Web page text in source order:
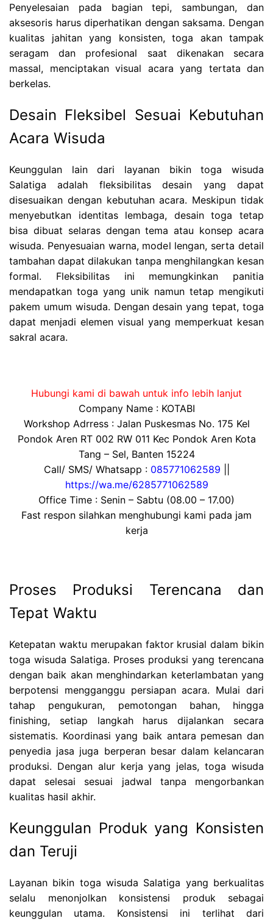
Penyelesaian pada bagian tepi, sambungan, dan
aksesoris harus diperhatikan dengan saksama. Dengan
kualitas jahitan yang konsisten, toga akan tampak
seragam dan profesional saat dikenakan secara
massal, menciptakan visual acara yang tertata dan
berkelas.
Desain Fleksibel Sesuai Kebutuhan
Acara Wisuda
Keunggulan lain dari layanan bikin toga wisuda
Salatiga adalah fleksibilitas desain yang dapat
disesuaikan dengan kebutuhan acara. Meskipun tidak
menyebutkan identitas lembaga, desain toga tetap
bisa dibuat selaras dengan tema atau konsep acara
wisuda. Penyesuaian warna, model lengan, serta detail
tambahan dapat dilakukan tanpa menghilangkan kesan
formal. Fleksibilitas ini memungkinkan panitia
mendapatkan toga yang unik namun tetap mengikuti
pakem umum wisuda. Dengan desain yang tepat, toga
dapat menjadi elemen visual yang memperkuat kesan
sakral acara.
Hubungi kami di bawah untuk info lebih lanjut
Company Name : KOTABI
Workshop Adrress : Jalan Puskesmas No. 175 Kel
Pondok Aren RT 002 RW 011 Kec Pondok Aren Kota
Tang – Sel, Banten 15224
Call/ SMS/ Whatsapp : 085771062589
https://wa.me/6285771062589
Office Time : Senin – Sabtu (08.00 – 17.00)
Fast respon silahkan menghubungi kami pada jam
kerja
Proses Produksi Terencana dan
Tepat Waktu
Ketepatan waktu merupakan faktor krusial dalam bikin
toga wisuda Salatiga. Proses produksi yang terencana
dengan baik akan menghindarkan keterlambatan yang
berpotensi mengganggu persiapan acara. Mulai dari
tahap pengukuran, pemotongan bahan, hingga
finishing, setiap langkah harus dijalankan secara
sistematis. Koordinasi yang baik antara pemesan dan
penyedia jasa juga berperan besar dalam kelancaran
produksi. Dengan alur kerja yang jelas, toga wisuda
dapat selesai sesuai jadwal tanpa mengorbankan
kualitas hasil akhir.
Keunggulan Produk yang Konsisten
dan Teruji
Layanan bikin toga wisuda Salatiga yang berkualitas
selalu menonjolkan konsistensi produk sebagai
keunggulan utama. Konsistensi ini terlihat dari